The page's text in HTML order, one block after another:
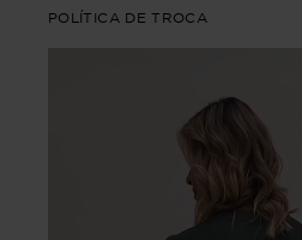
POLÍTICA DE TROCA